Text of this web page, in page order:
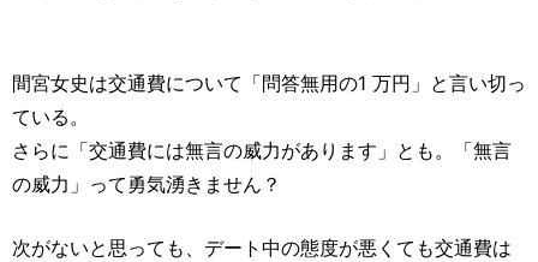
間宮女史は交通費について「問答無用の1 万円」と言い切っ
ている。
さらに「交通費には無言の威力があります」とも。「無言
の威力」って勇気湧きません？
次がないと思っても、デート中の態度が悪くても交通費は